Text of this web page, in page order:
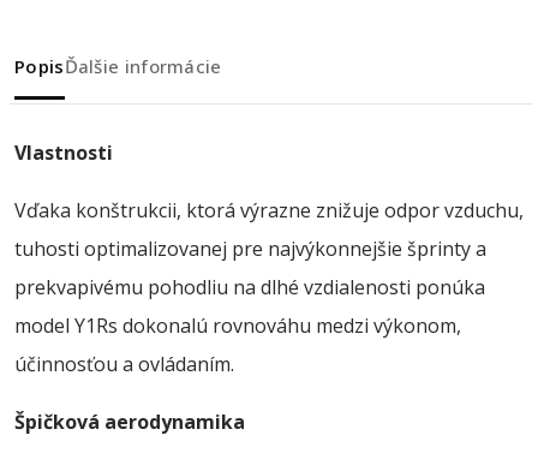
PopisĎalšie informácie
Vlastnosti
Vďaka konštrukcii, ktorá výrazne znižuje odpor vzduchu,
tuhosti optimalizovanej pre najvýkonnejšie šprinty a
prekvapivému pohodliu na dlhé vzdialenosti ponúka
model Y1Rs dokonalú rovnováhu medzi výkonom,
účinnosťou a ovládaním.
Špičková aerodynamika